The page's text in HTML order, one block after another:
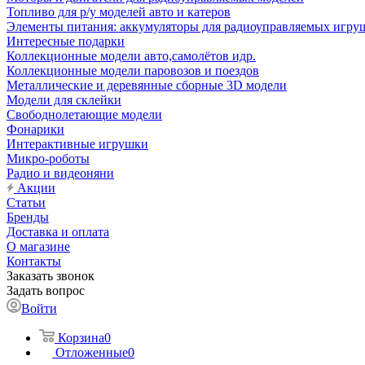
Топливо для р/у моделей авто и катеров
Элементы питания: аккумуляторы для радиоуправляемых
Интересные подарки
Коллекционные модели авто,самолётов идр.
Коллекционные модели паровозов и поездов
Металлические и деревянные сборные 3D модели
Модели для склейки
Свободнолетающие модели
Фонарики
Интерактивные игрушки
Микро-роботы
Радио и видеоняни
Акции
Статьи
Бренды
Доставка и оплата
О магазине
Контакты
Заказать звонок
Задать вопрос
Войти
Корзина0
Отложенные0